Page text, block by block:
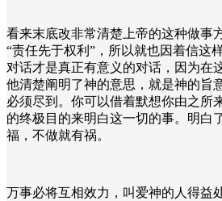
看来末底改非常清楚上帝的这种做事
“责任先于权利”，所以就也因着信这
对话才是真正有意义的对话，因为在
他清楚阐明了神的意思，就是神的旨
必须尽到。你可以借着默想你由之所
的终极目的来明白这一切的事。明白
福，不做就有祸。
万事必将互相效力，叫爱神的人得益